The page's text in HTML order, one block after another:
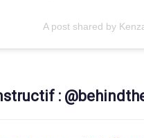
A post shared by
: